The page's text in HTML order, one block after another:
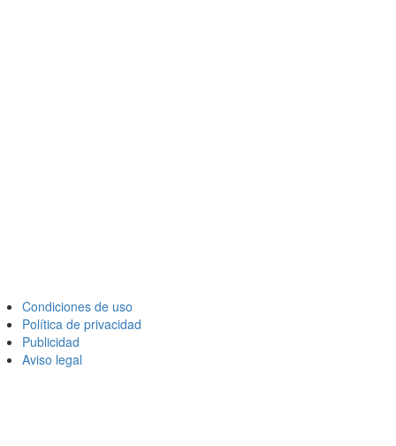
Condiciones de uso
Política de privacidad
Publicidad
Aviso legal